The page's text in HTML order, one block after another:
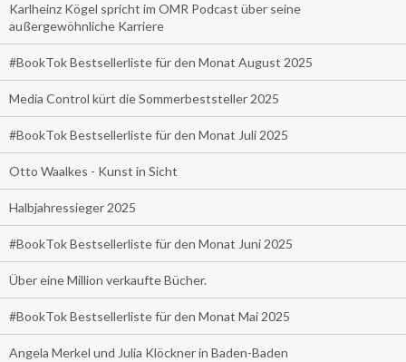
Karlheinz Kögel spricht im OMR Podcast über seine
außergewöhnliche Karriere
#BookTok Bestsellerliste für den Monat August 2025
Media Control kürt die Sommerbeststeller 2025
#BookTok Bestsellerliste für den Monat Juli 2025
Otto Waalkes - Kunst in Sicht
Halbjahressieger 2025
#BookTok Bestsellerliste für den Monat Juni 2025
Über eine Million verkaufte Bücher.
#BookTok Bestsellerliste für den Monat Mai 2025
Angela Merkel und Julia Klöckner in Baden-Baden